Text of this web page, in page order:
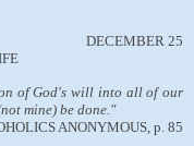
DECEMBER 25
of God's will into all of our
mine) be done."
ANONYMOUS, p. 85